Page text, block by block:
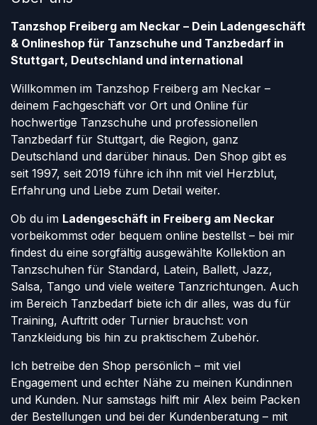
Tanzshop Freiberg am Neckar – Dein Ladengeschäft
& Onlineshop für Tanzschuhe und Tanzbedarf in
Stuttgart, Deutschland und international
Willkommen im Tanzshop Freiberg am Neckar –
deinem Fachgeschäft vor Ort und Online für
hochwertige Tanzschuhe und professionellen
Tanzbedarf für Stuttgart, die Region, ganz
Deutschland und darüber hinaus. Den Shop gibt es
seit 1997, seit 2019 führe ich ihn mit viel Herzblut,
Erfahrung und Liebe zum Detail weiter.
Ob du im Ladengeschäft in Freiberg am Neckar
vorbeikommst oder bequem online bestellst – bei mir
findest du eine sorgfältig ausgewählte Kollektion an
Tanzschuhen für Standard, Latein, Ballett, Jazz,
Salsa, Tango und viele weitere Tanzrichtungen. Auch
im Bereich Tanzbedarf biete ich dir alles, was du für
Training, Auftritt oder Turnier brauchst: von
Tanzkleidung bis hin zu praktischem Zubehör.
Ich betreibe den Shop persönlich – mit viel
Engagement und echter Nähe zu meinen Kundinnen
und Kunden. Nur samstags hilft mir Alex beim Packen
der Bestellungen und bei der Kundenberatung – mit